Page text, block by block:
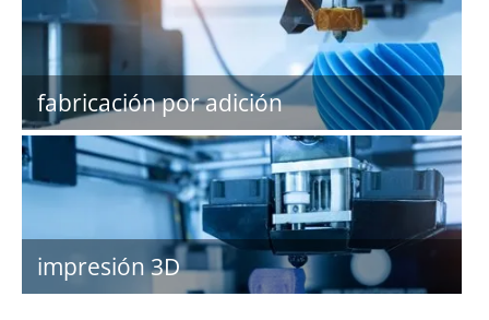
fabricación por adición
impresión 3D